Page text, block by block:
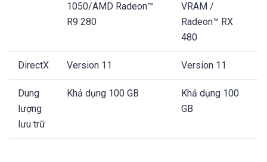
1050/AMD Radeon™
R9 280
VRAM /
Radeon™ RX
480
DirectX Version 11 Version 11
Dung
lượng
lưu trữ
Khả dụng 100 GB
Khả dụng 100
GB